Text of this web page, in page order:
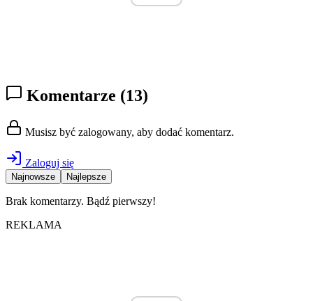
Komentarze (13)
Musisz być zalogowany, aby dodać komentarz.
Zaloguj się
Najnowsze Najlepsze
Brak komentarzy. Bądź pierwszy!
REKLAMA